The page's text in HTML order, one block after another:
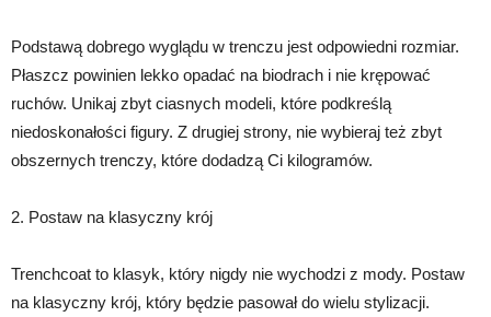
Podstawą dobrego wyglądu w trenczu jest odpowiedni rozmiar.
Płaszcz powinien lekko opadać na biodrach i nie krępować
ruchów. Unikaj zbyt ciasnych modeli, które podkreślą
niedoskonałości figury. Z drugiej strony, nie wybieraj też zbyt
obszernych trenczy, które dodadzą Ci kilogramów.
2. Postaw na klasyczny krój
Trenchcoat to klasyk, który nigdy nie wychodzi z mody. Postaw
na klasyczny krój, który będzie pasował do wielu stylizacji.